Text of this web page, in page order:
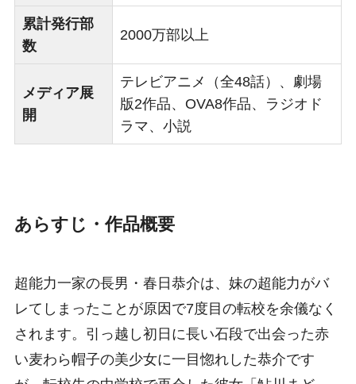
累計発行部
数
2000万部以上
メディア展
開
テレビアニメ（全48話）、劇場
版2作品、OVA8作品、ラジオド
ラマ、小説
あらすじ・作品概要
超能力一家の長男・春日恭介は、妹の超能力がバ
レてしまったことが原因で7度目の転校を余儀なく
されます。引っ越し初日に長い石段で出会った赤
い麦わら帽子の美少女に一目惚れした恭介です